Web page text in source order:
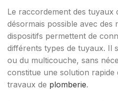
Le raccordement des tuyaux
désormais possible avec des
dispositifs permettent de
différents types de tuyaux. Il
ou du multicouche, sans
constitue une solution rapide
travaux de plomberie.